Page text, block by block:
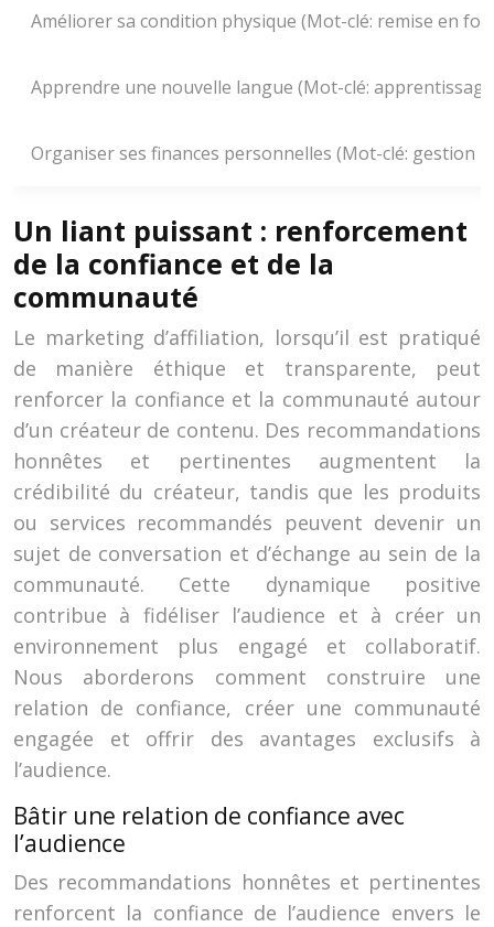
Améliorer sa condition physique (Mot-clé: remise en
Apprendre une nouvelle langue (Mot-clé:
Organiser ses finances personnelles (Mot-clé: gestion
Un liant puissant : renforcement
de la confiance et de la
communauté
Le marketing d’affiliation, lorsqu’il est pratiqué
de manière éthique et transparente, peut
renforcer la confiance et la communauté autour
d’un créateur de contenu. Des recommandations
honnêtes et pertinentes augmentent la
crédibilité du créateur, tandis que les produits
ou services recommandés peuvent devenir un
sujet de conversation et d’échange au sein de la
communauté. Cette dynamique positive
contribue à fidéliser l’audience et à créer un
environnement plus engagé et collaboratif.
Nous aborderons comment construire une
relation de confiance, créer une communauté
engagée et offrir des avantages exclusifs à
l’audience.
Bâtir une relation de confiance avec
l’audience
Des recommandations honnêtes et pertinentes
renforcent la confiance de l’audience envers le